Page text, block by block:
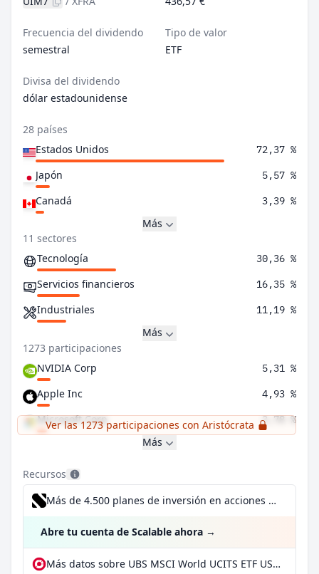
Frecuencia del dividendo
semestral
Tipo de valor
ETF
Divisa del dividendo
dólar estadounidense
28 países
Estados Unidos
72,37 %
Japón 5,57 %
Canadá 3,39 %
Más
11 sectores
Tecnología
30,36 %
Servicios financieros 16,35 %
Industriales 11,19 %
Más
1273 participaciones
NVIDIA Corp
5,31 %
Apple Inc 4,93 %
Microsoft Corp 3,78 %
Ver las 1273 participaciones con Aristócrata
Más
Recursos
Más de 4.500 planes de inversión en acciones desde 1 €
Abre tu cuenta de Scalable ahora →
Más datos sobre UBS MSCI World UCITS ETF USD dis en extraETF